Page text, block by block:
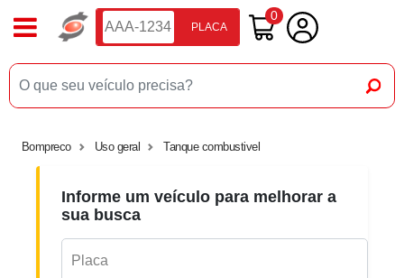
PLACA
0
Bompreco Uso geral Tanque combustivel
Informe um veículo para melhorar a
sua busca